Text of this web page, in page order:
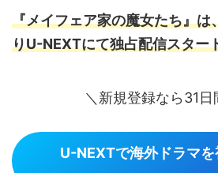
『メイフェア家の魔女たち』
りU-NEXTにて独占配信スター
＼新規登録なら31日
U-NEXTで海外ドラマを